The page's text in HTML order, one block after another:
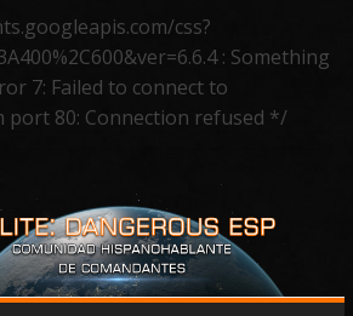
css?
: Something
7: Failed to connect to
port 80: Connection refused */